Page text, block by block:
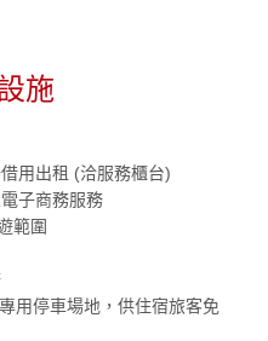
施
用出租 (洽服務櫃台)
子商務服務
範圍
用停車場地，供住宿旅客免